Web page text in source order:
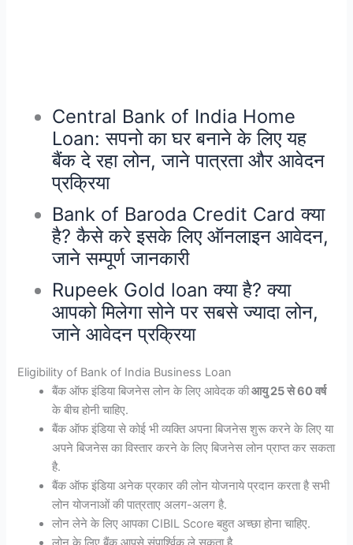
Central Bank of India Home
Loan: सपनो का घर बनाने के लिए यह
बैंक दे रहा लोन, जाने पात्रता और आवेदन
प्रक्रिया
Bank of Baroda Credit Card क्या
है? कैसे करे इसके लिए ऑनलाइन आवेदन,
जाने सम्पूर्ण जानकारी
Rupeek Gold loan क्या है? क्या
आपको मिलेगा सोने पर सबसे ज्यादा लोन,
जाने आवेदन प्रक्रिया
Eligibility of Bank of India Business Loan
बैंक ऑफ इंडिया बिजनेस लोन के लिए आवेदक कीआयु 25 से 60 वर्ष
के बीच होनी चाहिए.
बैंक ऑफ इंडिया से कोई भी व्यक्ति अपना बिजनेस शुरू करने के लिए या
अपने बिजनेस का विस्तार करने के लिए बिजनेस लोन प्राप्त कर सकता
है.
बैंक ऑफ इंडिया अनेक प्रकार की लोन योजनाये प्रदान करता है सभी
लोन योजनाओं की पात्रताए अलग-अलग है.
लोन लेने के लिए आपका CIBIL Score बहुत अच्छा होना चाहिए.